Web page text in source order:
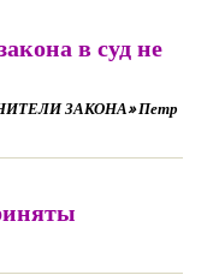
в суд не
ЗАКОНА» Петр